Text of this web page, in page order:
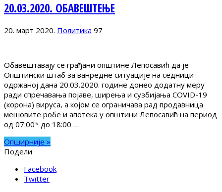
20.03.2020. ОБАВЕШТЕЊЕ
20. март 2020. Политика 97
Обавештавају се грађани општине Лепосавић да је
Општински штаб за ванредне ситуације на седници
одржаној дана 20.03.2020. године донео додатну меру
ради спречавања појаве, ширења и сузбијања COVID-19
(корона) вируса, а којом се ограничава рад продавница
мешовите робе и апотека у општини Лепосавић на период
од 07:00 ͪ до 18:00 …
Опширније »
Подели
Facebook
Twitter